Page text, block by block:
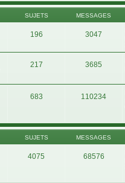
SUJETS MESSAGES
196 3047
217 3685
683 110234
SUJETS MESSAGES
4075 68576